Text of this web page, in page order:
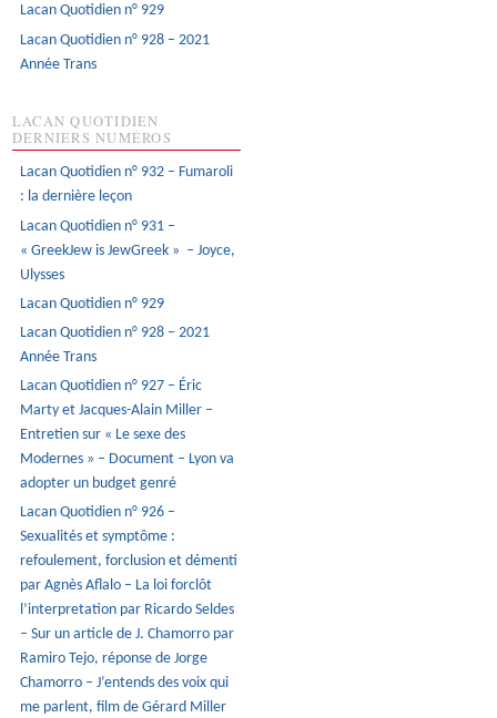
Lacan Quotidien n° 929
Lacan Quotidien n° 928 – 2021
Année Trans
LACAN QUOTIDIEN
DERNIERS NUMÉROS
Lacan Quotidien n° 932 – Fumaroli
: la dernière leçon
Lacan Quotidien n° 931 –
« GreekJew is JewGreek » – Joyce,
Ulysses
Lacan Quotidien n° 929
Lacan Quotidien n° 928 – 2021
Année Trans
Lacan Quotidien n° 927 – Éric
Marty et Jacques-Alain Miller –
Entretien sur « Le sexe des
Modernes » – Document – Lyon va
adopter un budget genré
Lacan Quotidien n° 926 –
Sexualités et symptôme :
refoulement, forclusion et démenti
par Agnès Aflalo – La loi forclôt
l’interpretation par Ricardo Seldes
– Sur un article de J. Chamorro par
Ramiro Tejo, réponse de Jorge
Chamorro – J’entends des voix qui
me parlent, film de Gérard Miller